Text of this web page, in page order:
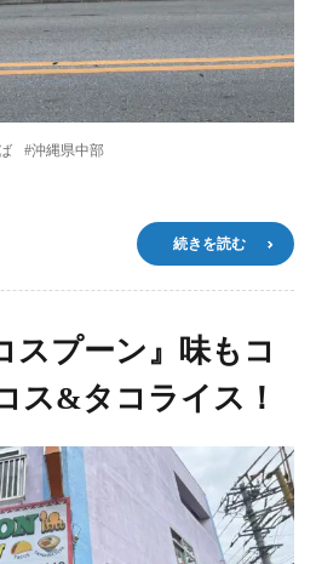
#沖縄県中部
続きを読む
スプーン』味もコ
ス&タコライス！